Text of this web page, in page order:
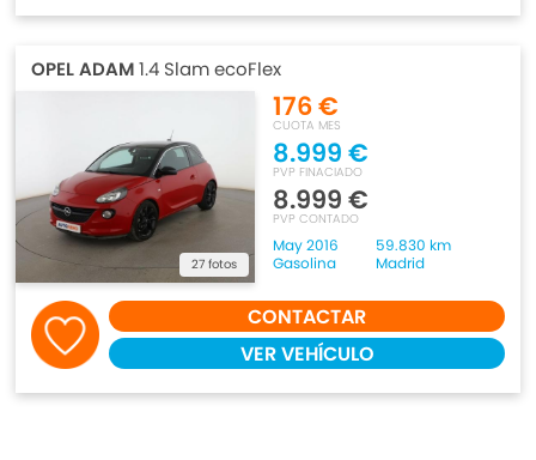
OPEL ADAM1.4 Slam ecoFlex
27 fotos
176 €
CUOTA MES
8.999 €
PVP FINACIADO
8.999 €
PVP CONTADO
May 2016
59.830 km
Gasolina
Madrid
CONTACTAR
VER VEHÍCULO